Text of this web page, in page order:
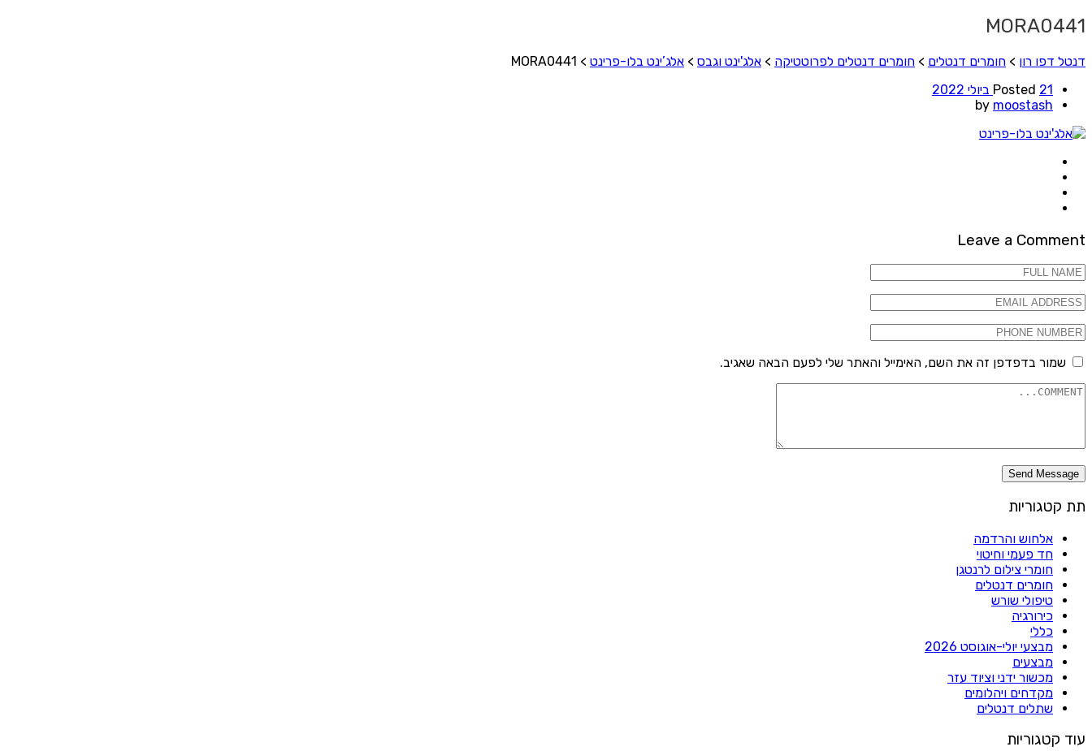
MORA0441
דנטל דפו רון > חומרים דנטלים > חומרים דנטלים לפרוטטיקה > אלג'ינט וגבס > אלג’ינט בלו-פרינט >
MORA0441
Posted 21 ביולי 2022
by moostash
Leave a Comment
שמור בדפדפן זה את השם, האימייל והאתר שלי לפעם הבאה שאגיב.
תת קטגוריות
אלחוש והרדמה
חד פעמי וחיטוי
חומרי צילום לרנטגן
חומרים דנטלים
טיפולי שורש
כירורגיה
כללי
מבצעי יולי-אוגוסט 2026
מבצעים
מכשור ידני וציוד עזר
מקדחים ויהלומים
שתלים דנטלים
עוד קטגוריות